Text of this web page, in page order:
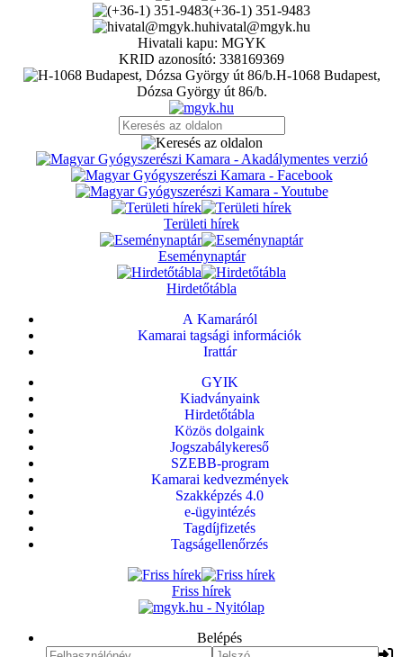
(+36-1) 351-9483
hivatal@mgyk.hu
Hivatali kapu: MGYK
KRID azonosító: 338169369
H-1068 Budapest,
Dózsa György út 86/b.
Területi hírek
Eseménynaptár
Hirdetőtábla
A Kamaráról
Kamarai tagsági információk
Irattár
GYIK
Kiadványaink
Hirdetőtábla
Közös dolgaink
Jogszabálykereső
SZEBB-program
Kamarai kedvezmények
Szakképzés 4.0
e-ügyintézés
Tagdíjfizetés
Tagságellenőrzés
Friss hírek
Belépés